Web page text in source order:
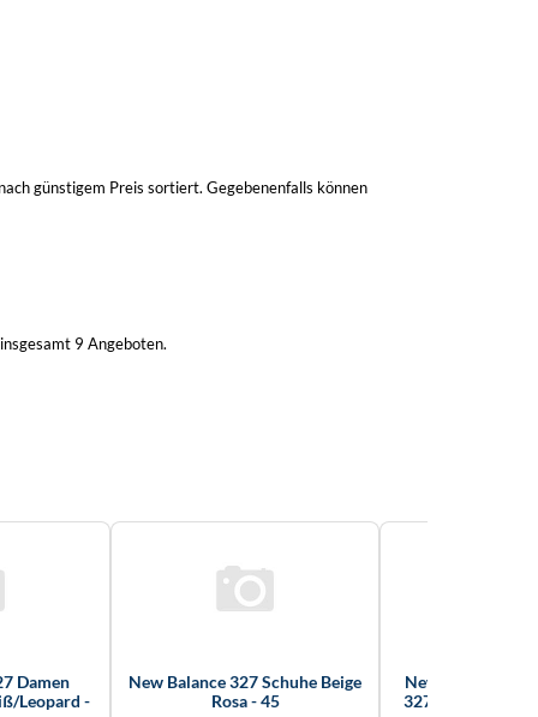
günstigem Preis sortiert. Gegebenenfalls können
9 Angeboten.
Damen
Leopard -
New Balance 327 Schuhe Beige
Rosa - 45
New Balance
327, Weiß/